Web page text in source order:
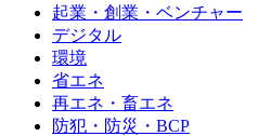
起業・創業・ベンチャー
デジタル
環境
省エネ
再エネ・畜エネ
防犯・防災・BCP